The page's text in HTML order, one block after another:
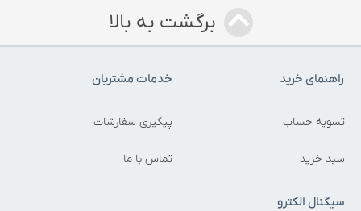
برگشت به بالا
راهنمای خرید
تسویه حساب
سبد خرید
خدمات مشتریان
پیگیری سفارشات
تماس با ما
سیگنال الکترو